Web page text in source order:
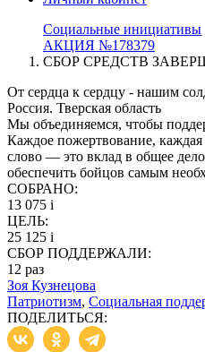
Социальные инициативы
АКЦИЯ №178379
СБОР СРЕДСТВ
От сердца к сердцу - нашим
Россия. Тверская область
Мы объединяемся, чтобы
Каждое пожертвование,
слово — это вклад в общее
обеспечить бойцов самым
СОБРАНО:
13 075 i
ЦЕЛЬ:
25 125 i
СБОР ПОДДЕРЖАЛИ:
12 раз
Зоя Кузнецова
Патриотизм, Социальная
ПОДЕЛИТЬСЯ: